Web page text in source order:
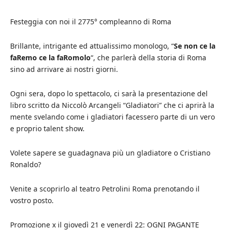
Festeggia con noi il 2775° compleanno di Roma
Brillante, intrigante ed attualissimo monologo, “Se non ce la
faRemo ce la faRomolo“, che parlerà della storia di Roma
sino ad arrivare ai nostri giorni.
Ogni sera, dopo lo spettacolo, ci sarà la presentazione del
libro scritto da Niccolò Arcangeli “Gladiatori” che ci aprirà la
mente svelando come i gladiatori facessero parte di un vero
e proprio talent show.
Volete sapere se guadagnava più un gladiatore o Cristiano
Ronaldo?
Venite a scoprirlo al teatro Petrolini Roma prenotando il
vostro posto.
Promozione x il giovedì 21 e venerdì 22: OGNI PAGANTE